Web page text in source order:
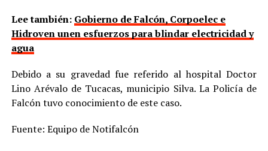
Lee también: Gobierno de Falcón, Corpoelec e
Hidroven unen esfuerzos para blindar electricidad y
agua
Debido a su gravedad fue referido al hospital Doctor
Lino Arévalo de Tucacas, municipio Silva. La Policía de
Falcón tuvo conocimiento de este caso.
Fuente: Equipo de Notifalcón